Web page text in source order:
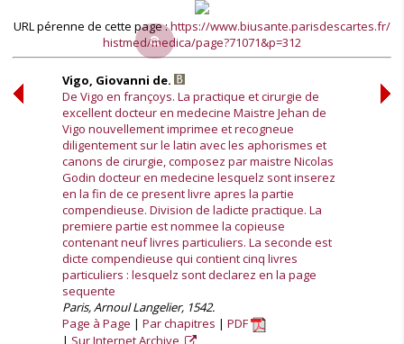
URL pérenne de cette page :https://www.biusante.parisdescartes.fr/
histmed/medica/page?71071&p=312
Vigo, Giovanni de.
De Vigo en françoys. La practique et cirurgie de
excellent docteur en medecine Maistre Jehan de
Vigo nouvellement imprimee et recogneue
diligentement sur le latin avec les aphorismes et
canons de cirurgie, composez par maistre Nicolas
Godin docteur en medecine lesquelz sont inserez
en la fin de ce present livre apres la partie
compendieuse. Division de ladicte practique. La
premiere partie est nommee la copieuse
contenant neuf livres particuliers. La seconde est
dicte compendieuse qui contient cinq livres
particuliers : lesquelz sont declarez en la page
sequente
Paris, Arnoul Langelier, 1542.
Page à Page
Par chapitres
PDF
Sur Internet Archive